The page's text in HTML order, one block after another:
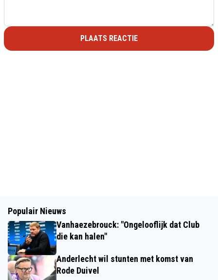
PLAATS REACTIE
Populair Nieuws
Vanhaezebrouck: "Ongelooflijk dat Club
die kan halen"
Anderlecht wil stunten met komst van
Rode Duivel